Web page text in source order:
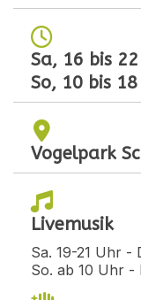
Sa, 16 bis
So, 10 bis
Vogelpark
Livemusik
Sa. 19-21 Uhr -
So. ab 10 Uhr -